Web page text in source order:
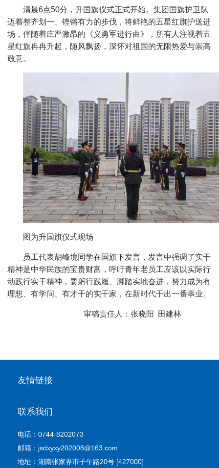
清晨6点50分 ， 升国旗仪式正式开始。 集团 国旗护卫队
迈着整齐划一、铿锵有力的步伐，将鲜艳的五星红旗护送进
场，伴随着庄严激昂的《 义勇军进行曲》， 所有人注视着五
星红旗冉冉升起，随风飘扬，深怀对祖国的无限热爱与崇高
敬意。
图为升国旗仪式现场
员工代表胡峰境同学在国旗下发言， 发言中强调了实干
精神是中华民族的宝贵财富， 呼吁青年老员工应该以实际行
动践行实干精神 ， 要躬行践履、脚踏实地奋进，努力成为有
理想、有学问、有才干的实干家，在新时代干出一番事业。
审稿责任人：张晓阳 田建林
友情链接
联系我们
电话：0744-8202073
邮箱：jsdxyxy202008@163.com
地址：湖南张家界市子午路20号 [427000]